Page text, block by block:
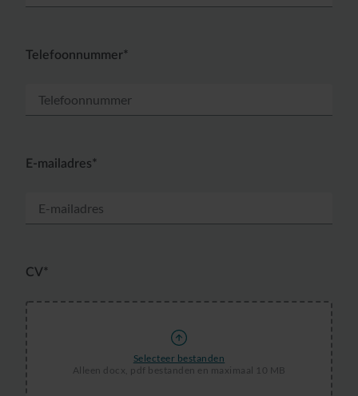
Telefoonnummer*
E-mailadres*
CV*
Selecteer bestanden
Alleen docx, pdf bestanden en maximaal 10 MB